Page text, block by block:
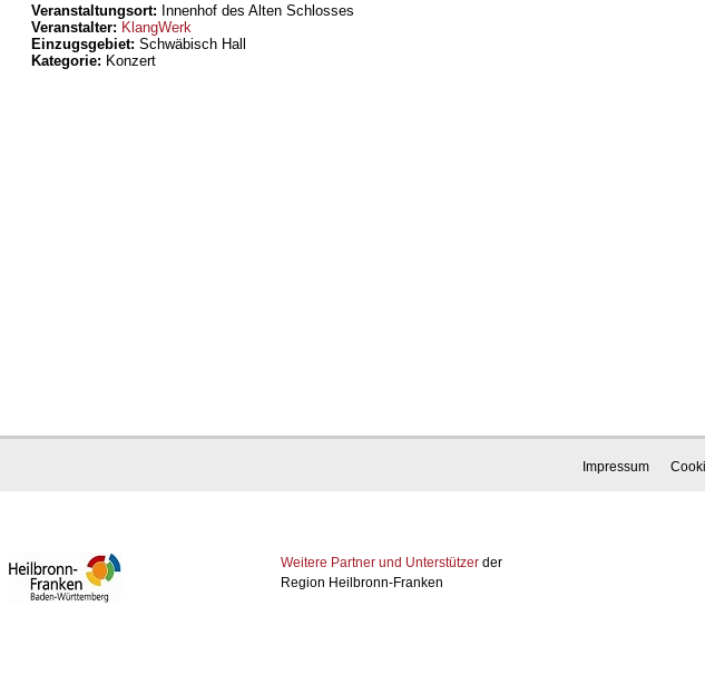
Veranstaltungsort: Innenhof des Alten Schlosses
Veranstalter: KlangWerk
Einzugsgebiet: Schwäbisch Hall
Kategorie: Konzert
Impressum
Weitere Partner und Unterstützerder
Region Heilbronn-Franken